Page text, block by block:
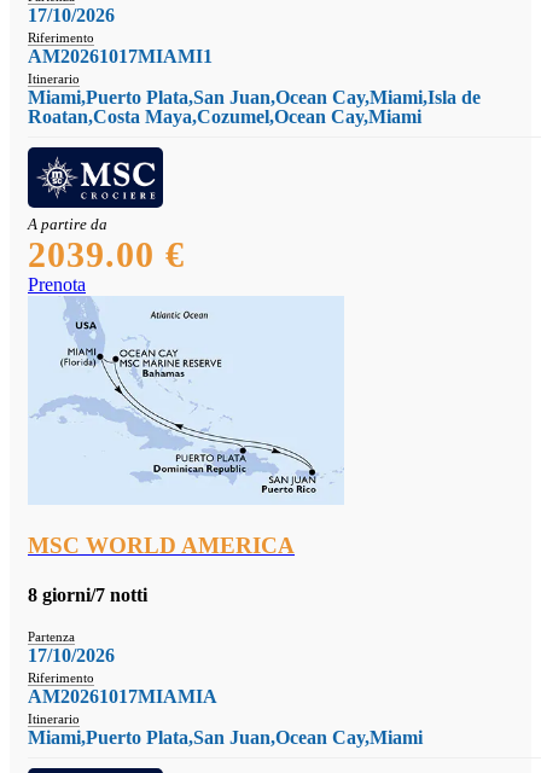
17/10/2026
Riferimento
AM20261017MIAMI1
Itinerario
Miami,Puerto Plata,San Juan,Ocean Cay,Miami,Isla de
Roatan,Costa Maya,Cozumel,Ocean Cay,Miami
A partire da
2039.00 €
Prenota
MSC WORLD AMERICA
8 giorni/7 notti
Partenza
17/10/2026
Riferimento
AM20261017MIAMIA
Itinerario
Miami,Puerto Plata,San Juan,Ocean Cay,Miami